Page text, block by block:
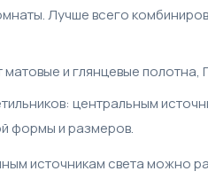
Лучше всего
и глянцевые полотна,
центральным
формы и размеров.
источникам света можно